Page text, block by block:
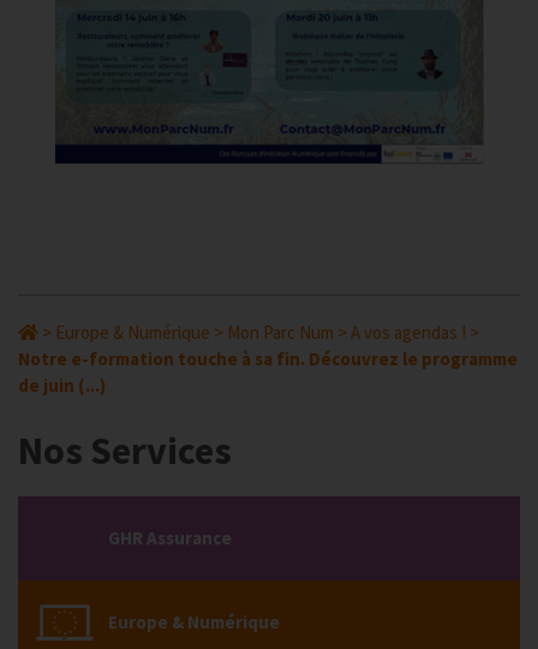
> Europe & Numérique > Mon Parc Num >A vos agendas ! >
Notre e-formation touche à sa fin. Découvrez le programme
de juin (...)
Nos Services
GHR Assurance
Europe & Numérique